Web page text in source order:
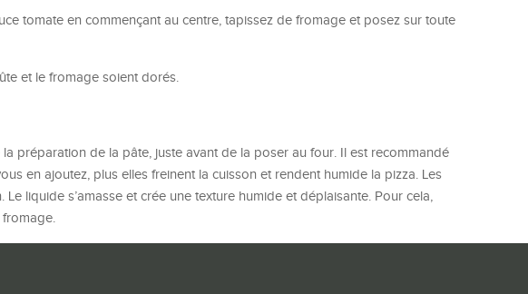
tomate en commençant au centre, tapissez de fromage et posez sur toute
et le fromage soient dorés.
préparation de la pâte, juste avant de la poser au four. Il est recommandé
en ajoutez, plus elles freinent la cuisson et rendent humide la pizza. Les
liquide s’amasse et crée une texture humide et déplaisante. Pour cela,